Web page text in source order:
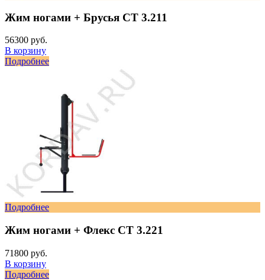
Жим ногами + Брусья СТ 3.211
56300 руб.
В корзину
Подробнее
Подробнее
Жим ногами + Флекс СТ 3.221
71800 руб.
В корзину
Подробнее